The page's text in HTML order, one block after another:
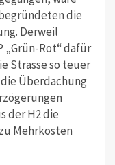
die
Derweil
„Grün-Rot“ dafür
Strasse so teuer
Überdachung
der H2 die
Mehrkosten